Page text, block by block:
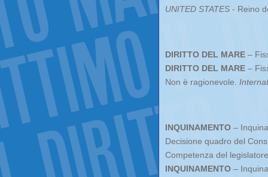
UNITED STATES - Reino
DIRITTO DEL MARE –
DIRITTO DEL MARE –
Non è ragionevole.
INQUINAMENTO –
Decisione quadro del
Competenza del
INQUINAMENTO –